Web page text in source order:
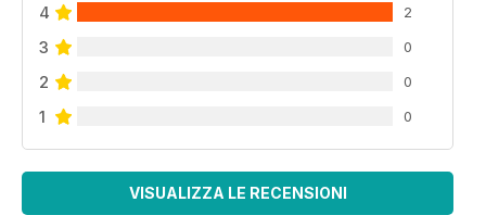
4 2
3 0
2 0
1 0
VISUALIZZA LE RECENSIONI